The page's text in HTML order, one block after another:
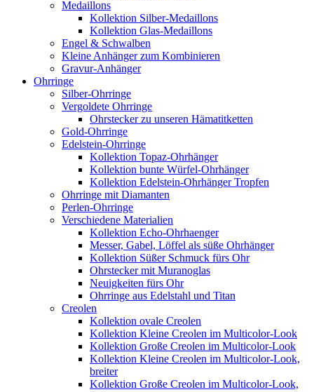
Medaillons
Kollektion Silber-Medaillons
Kollektion Glas-Medaillons
Engel & Schwalben
Kleine Anhänger zum Kombinieren
Gravur-Anhänger
Ohrringe
Silber-Ohrringe
Vergoldete Ohrringe
Ohrstecker zu unseren Hämatitketten
Gold-Ohrringe
Edelstein-Ohrringe
Kollektion Topaz-Ohrhänger
Kollektion bunte Würfel-Ohrhänger
Kollektion Edelstein-Ohrhänger Tropfen
Ohrringe mit Diamanten
Perlen-Ohrringe
Verschiedene Materialien
Kollektion Echo-Ohrhaenger
Messer, Gabel, Löffel als süße Ohrhänger
Kollektion Süßer Schmuck fürs Ohr
Ohrstecker mit Muranoglas
Neuigkeiten fürs Ohr
Ohrringe aus Edelstahl und Titan
Creolen
Kollektion ovale Creolen
Kollektion Kleine Creolen im Multicolor-Look
Kollektion Große Creolen im Multicolor-Look
Kollektion Kleine Creolen im Multicolor-Look,
breiter
Kollektion Große Creolen im Multicolor-Look,